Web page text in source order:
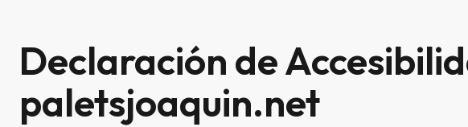
Declaración de
paletsjoaquin.net